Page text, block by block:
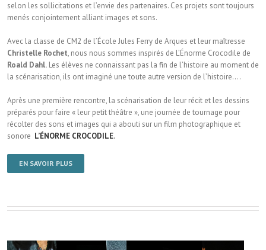
selon les sollicitations et l’envie des partenaires. Ces projets sont toujours
menés conjointement alliant images et sons.
Avec la classe de CM2 de l’École Jules Ferry de Arques et leur maîtresse
Christelle Rochet, nous nous sommes inspirés de L’Énorme Crocodile de
Roald Dahl. Les élèves ne connaissant pas la fin de l’histoire au moment de
la scénarisation, ils ont imaginé une toute autre version de l’histoire….
Après une première rencontre, la scénarisation de leur récit et les dessins
préparés pour faire « leur petit théâtre », une journée de tournage pour
récolter des sons et images qui a abouti sur un film photographique et
sonore L’ÉNORME CROCODILE.
EN SAVOIR PLUS